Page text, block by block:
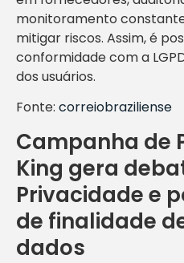
monitoramento
mitigar riscos. Assim, é
conformidade com a
dos usuários.
Fonte: correiobraziliense
Campanha de
King gera
Privacidade e
de finalidade
dados